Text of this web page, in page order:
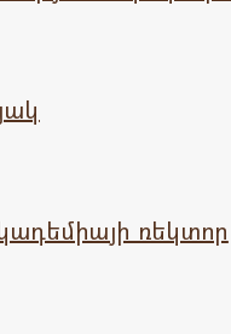
ռեկտոր